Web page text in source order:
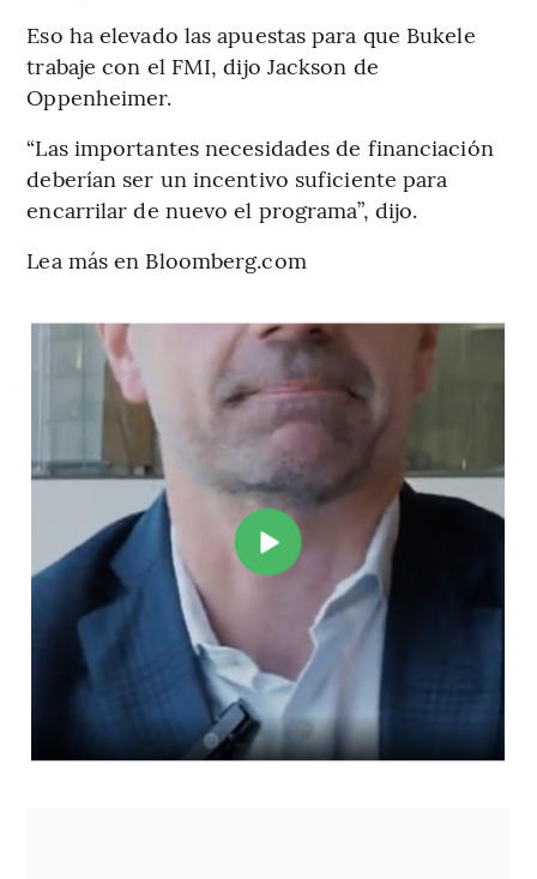
Eso ha elevado las apuestas para que Bukele
trabaje con el FMI, dijo Jackson de
Oppenheimer.
“Las importantes necesidades de financiación
deberían ser un incentivo suficiente para
encarrilar de nuevo el programa”, dijo.
Lea más en Bloomberg.com